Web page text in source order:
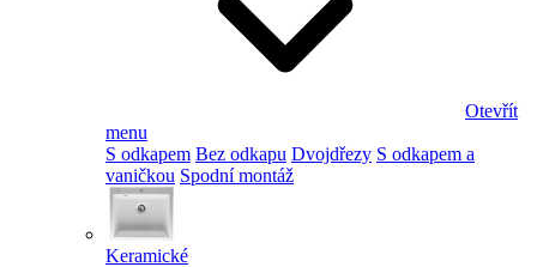
Otevřít
menu
S odkapem Bez odkapu Dvojdřezy S odkapem a
vaničkou Spodní montáž
Keramické